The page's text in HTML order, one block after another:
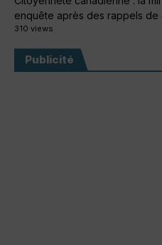
enquête après des rappels de
310 views
Publicité